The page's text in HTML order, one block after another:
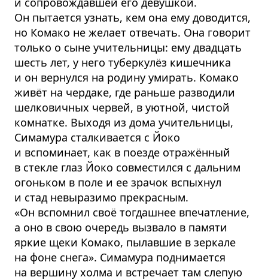
Он пытается узнать, кем она ему доводится,
но Комако не желает отвечать. Она говорит
только о сыне учительницы: ему двадцать
шесть лет, у него туберкулёз кишечника
и он вернулся на родину умирать. Комако
живёт на чердаке, где раньше разводили
шелковичных червей, в уютной, чистой
комнатке. Выходя из дома учительницы,
Симамура сталкивается с Йоко
и вспоминает, как в поезде отражённый
в стекле глаз Йоко совместился с дальним
огоньком в поле и ее зрачок вспыхнул
и стад невыразимо прекрасным.
«Он вспомнил своё тогдашнее впечатление,
а оно в свою очередь вызвало в памяти
яркие щеки Комако, пылавшие в зеркале
на фоне снега». Симамура поднимается
на вершину холма и встречает там слепую